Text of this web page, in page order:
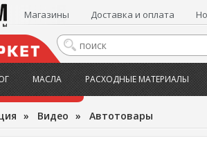
Магазины Доставка и оплата
МАСЛА РАСХОДНЫЕ МАТЕРИАЛЫ
» Видео » Автотовары